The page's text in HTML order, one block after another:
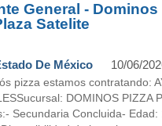
General - Dominos
Satelite
De México 10/06/
pizza estamos contratando:
DOMINOS PIZZA
Secundaria Concluida- Edad: